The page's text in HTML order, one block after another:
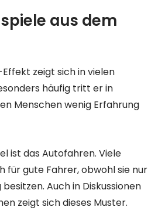
aus dem
zeigt sich in vielen
häufig tritt er in
Menschen wenig Erfahrung
ist das Autofahren. Viele
für gute Fahrer, obwohl sie nur
Auch in Diskussionen
zeigt sich dieses Muster.